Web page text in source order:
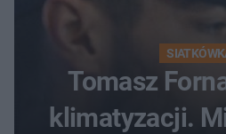
Tomasz
klimatyzacji.